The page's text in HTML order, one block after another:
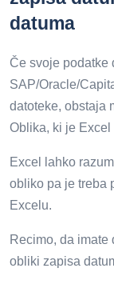
datuma
Če svoje podatke
SAP/Oracle/
datoteke, obstaja
Oblika, ki je Excel
Excel lahko
obliko pa je treba
Excelu.
Recimo, da
obliki zapisa